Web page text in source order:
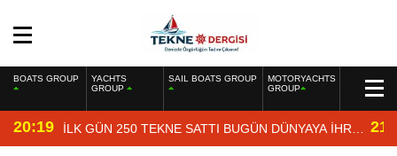
BOATS GROUP
YACHTS
GROUP
SAIL BOATS GROUP
MOTORYACHTS
GROUP
20:19 İLK GÜN 250 TEKNE SATTI BUGÜN DÜNYAYA İHRAÇ